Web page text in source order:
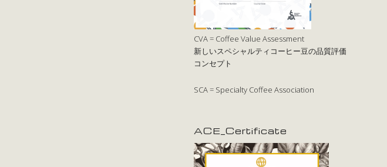
CVA = Coffee Value Assessment
新しいスペシャルティコーヒー豆の品質評価
コンセプト
SCA = Specialty Coffee Association
ACE_Certificate